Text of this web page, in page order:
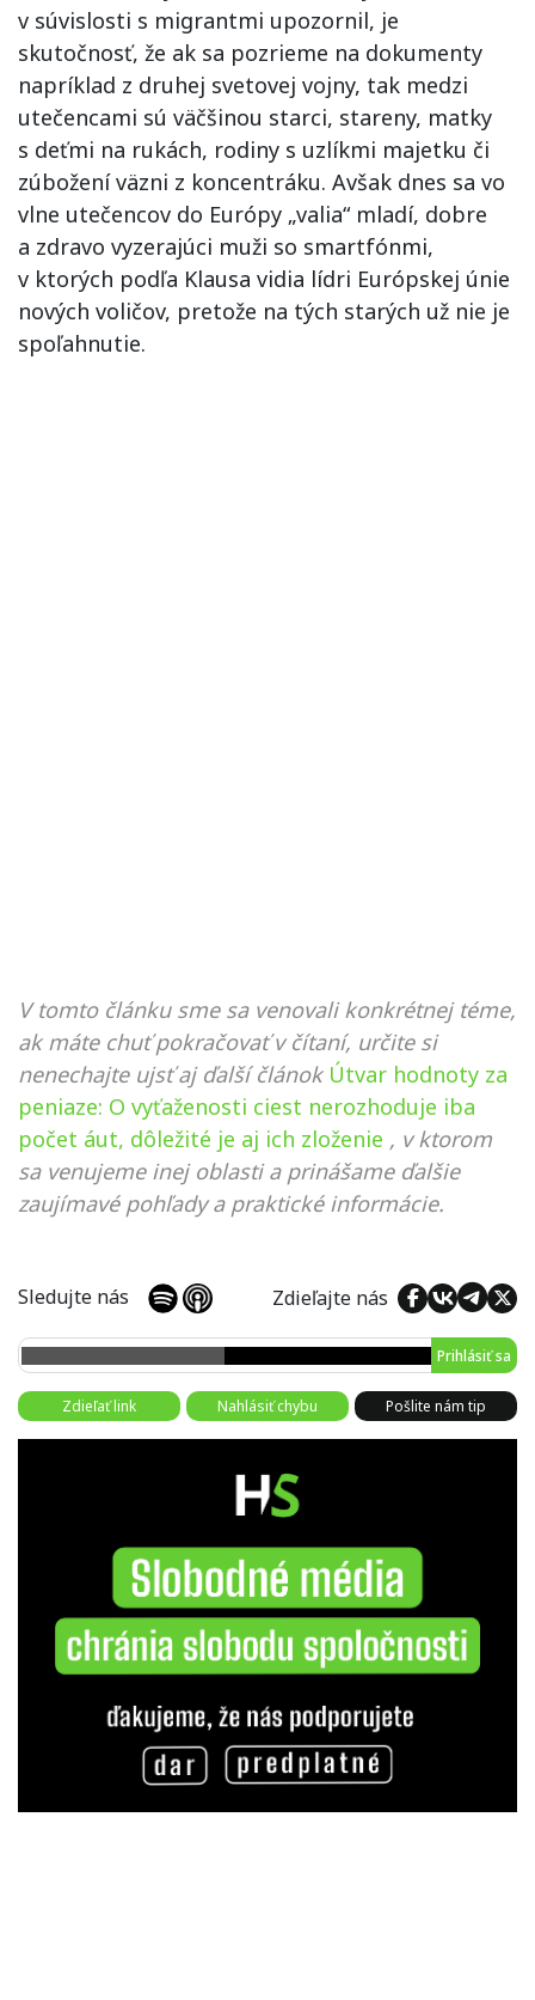
v súvislosti s migrantmi upozornil, je
skutočnosť, že ak sa pozrieme na dokumenty
napríklad z druhej svetovej vojny, tak medzi
utečencami sú väčšinou starci, stareny, matky
s deťmi na rukách, rodiny s uzlíkmi majetku či
zúbožení väzni z koncentráku. Avšak dnes sa vo
vlne utečencov do Európy „valia“ mladí, dobre
a zdravo vyzerajúci muži so smartfónmi,
v ktorých podľa Klausa vidia lídri Európskej únie
nových voličov, pretože na tých starých už nie je
spoľahnutie.
V tomto článku sme sa venovali konkrétnej téme,
ak máte chuť pokračovať v čítaní, určite si
nenechajte ujsť aj ďalší článok Útvar hodnoty za
peniaze: O vyťaženosti ciest nerozhoduje iba
počet áut, dôležité je aj ich zloženie , v ktorom
sa venujeme inej oblasti a prinášame ďalšie
zaujímavé pohľady a praktické informácie.
Sledujte nás Zdieľajte nás
Prihlásiť sa
Zdieľať link Nahlásiť chybu Pošlite nám tip